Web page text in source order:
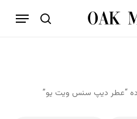
جستجو
فهرست
بستن
“عطر دیپ سنس ویت یو”